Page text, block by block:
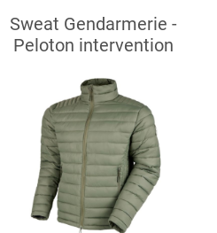
Sweat Gendarmerie -
Peloton intervention